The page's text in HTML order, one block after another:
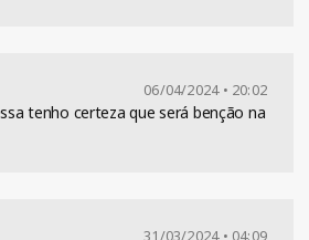
06/04/2024 • 20:02
tenho certeza que será benção na
31/03/2024 • 04:09